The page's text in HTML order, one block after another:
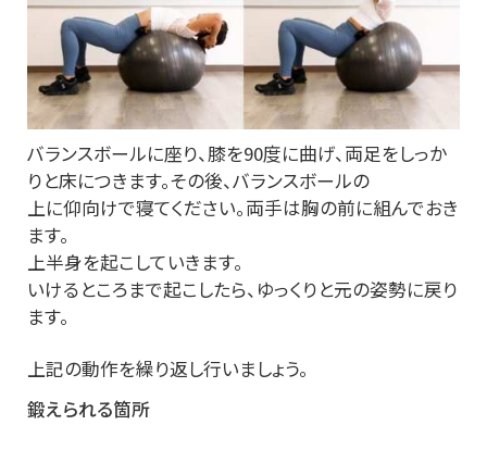
バランスボールに座り、膝を90度に曲げ、両足をしっか
りと床につきます。その後、バランスボールの
上に仰向けで寝てください。両手は胸の前に組んでおき
ます。
上半身を起こしていきます。
いけるところまで起こしたら、ゆっくりと元の姿勢に戻り
ます。
上記の動作を繰り返し行いましょう。
鍛えられる箇所